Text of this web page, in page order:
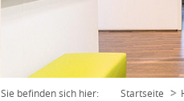
Sie befinden sich hier: Startseite